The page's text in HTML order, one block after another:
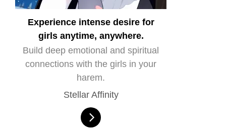
Experience intense desire for
girls anytime, anywhere.
Build deep emotional and spiritual
connections with the girls in your
harem.
Stellar Affinity